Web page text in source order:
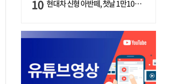
현대차 신형 아반떼, 첫날 1만1094대 계약…역대 최고치 경신